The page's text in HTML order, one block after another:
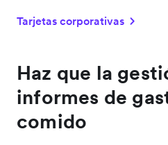
Tarjetas corporativas
Haz que la
informes de
comido